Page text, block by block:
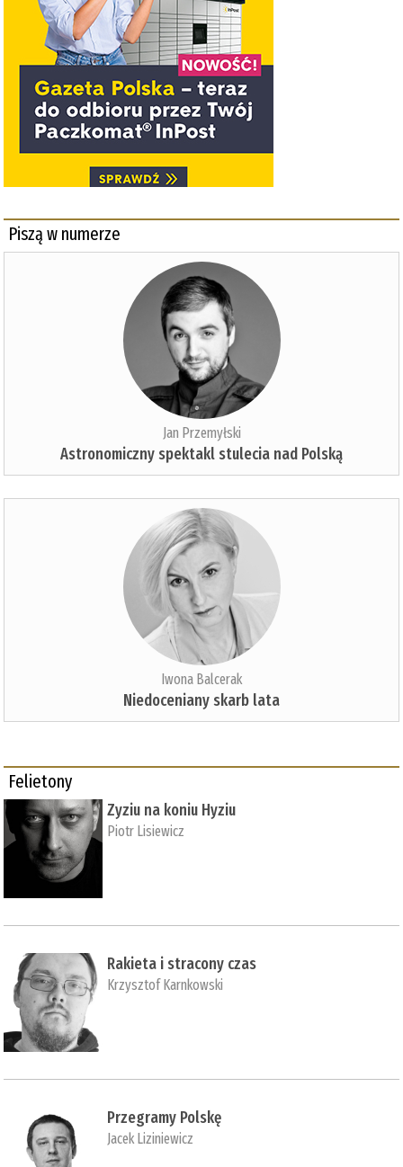
Piszą w numerze
Jan Przemyłski
Astronomiczny spektakl stulecia nad Polską
Iwona Balcerak
Niedoceniany skarb lata
Felietony
Zyziu na koniu Hyziu
Piotr Lisiewicz
Rakieta i stracony czas
Krzysztof Karnkowski
Przegramy Polskę
Jacek Liziniewicz